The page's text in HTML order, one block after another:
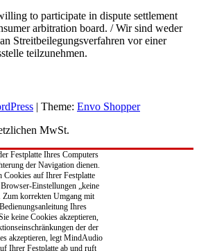
to participate in dispute settlement
arbitration board. / Wir sind weder
Streitbeilegungsverfahren vor einer
teilzunehmen.
| Theme: Envo Shopper
MwSt.
Festplatte Ihres Computers
der Navigation dienen.
Cookies auf Ihrer Festplatte
Einstellungen „keine
Zum korrekten Umgang mit
Ihres
keine Cookies akzeptieren,
der der
akzeptieren, legt MindAudio
Ihrer Festplatte ab und ruft